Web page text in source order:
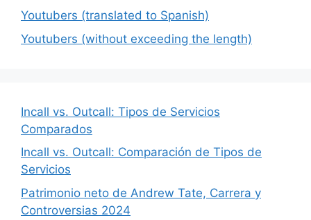
Youtubers (translated to Spanish)
Youtubers (without exceeding the length)
Incall vs. Outcall: Tipos de Servicios
Comparados
Incall vs. Outcall: Comparación de Tipos de
Servicios
Patrimonio neto de Andrew Tate, Carrera y
Controversias 2024